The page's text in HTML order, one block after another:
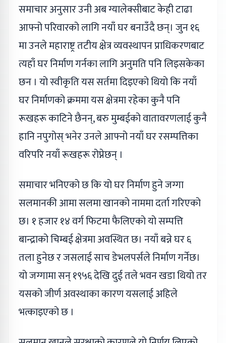
समाचार अनुसार उनी अब ग्यालेक्सीबाट केही टाढा
आफ्नो परिवारको लागि नयाँ घर बनाउँदै छन्। जुन १६
मा उनले महाराष्ट्र तटीय क्षेत्र व्यवस्थापन प्राधिकरणबाट
त्यहाँ घर निर्माण गर्नका लागि अनुमति पनि लिइसकेका
छन । यो स्वीकृति यस सर्तमा दिइएको थियो कि नयाँ
घर निर्माणको क्रममा यस क्षेत्रमा रहेका कुनै पनि
रूखहरू काटिने छैनन्, बरु मुम्बईको वातावरणलाई कुनै
हानि नपुगोस् भनेर उनले आफ्नो नयाँ घर रसम्पत्तिका
वरिपरि नयाँ रूखहरू रोप्नेछन् ।
समाचार भनिएको छ कि यो घर निर्माण हुने जग्गा
सलमानकी आमा सलमा खानको नाममा दर्ता गरिएको
छ। १ हजार १४ वर्ग फिटमा फैलिएको यो सम्पत्ति
बान्द्राको चिम्बई क्षेत्रमा अवस्थित छ। नयाँ बन्ने घर ६
तला हुनेछ र जसलाई साच डेभलपर्सले निर्माण गर्नेछ।
यो जग्गामा सन् १९५६ देखि दुई तले भवन खडा थियो तर
यसको जीर्ण अवस्थाका कारण यसलाई अहिले
भत्काइएको छ ।